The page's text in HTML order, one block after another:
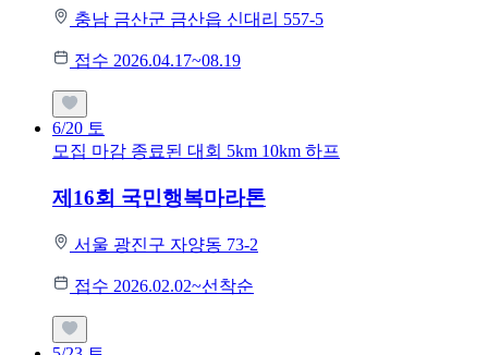
충남 금산군 금산읍 신대리 557-5
접수 2026.04.17~08.19
6/20 토
모집 마감 종료된 대회 5km 10km 하프
제16회 국민행복마라톤
서울 광진구 자양동 73-2
접수 2026.02.02~선착순